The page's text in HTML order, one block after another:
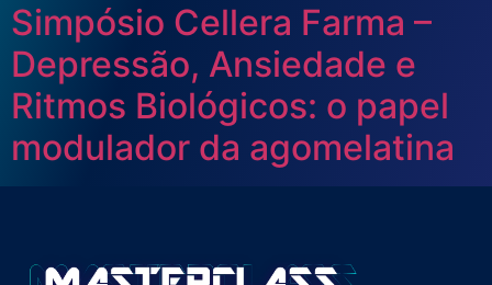
Simpósio Cellera Farma –
Depressão, Ansiedade e
Ritmos Biológicos: o papel
modulador da agomelatina